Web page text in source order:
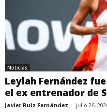
Noticias
Leylah Fernández
el ex entrenador de
Javier Ruiz Fernández - julio 26,